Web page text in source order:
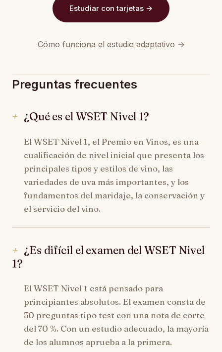
Estudiar con tarjetas →
Cómo funciona el estudio adaptativo →
Preguntas frecuentes
¿Qué es el WSET Nivel 1?
El WSET Nivel 1, el Premio en Vinos, es una
cualificación de nivel inicial que presenta los
principales tipos y estilos de vino, las
variedades de uva más importantes, y los
fundamentos del maridaje, la conservación y
el servicio del vino.
¿Es difícil el examen del WSET Nivel
1?
El WSET Nivel 1 está pensado para
principiantes absolutos. El examen consta de
30 preguntas tipo test con una nota de corte
del 70 %. Con un estudio adecuado, la mayoría
de los alumnos aprueba a la primera.